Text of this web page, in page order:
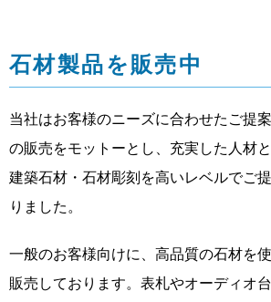
石材製品を販売中
当社はお客様のニーズに合わせたご提
の販売をモットーとし、充実した人材
建築石材・石材彫刻を高いレベルでご
りました。
一般のお客様向けに、高品質の石材を
販売しております。表札やオーディオ